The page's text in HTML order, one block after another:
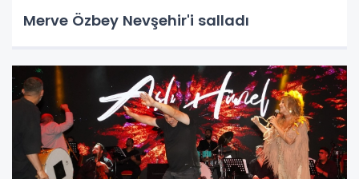
Merve Özbey Nevşehir'i salladı